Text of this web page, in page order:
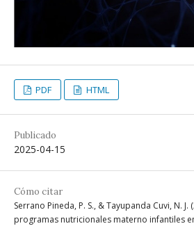
PDF HTML
Publicado
2025-04-15
Cómo citar
Serrano Pineda, P. S., & Tayupanda Cuvi, N.
programas nutricionales materno infantiles